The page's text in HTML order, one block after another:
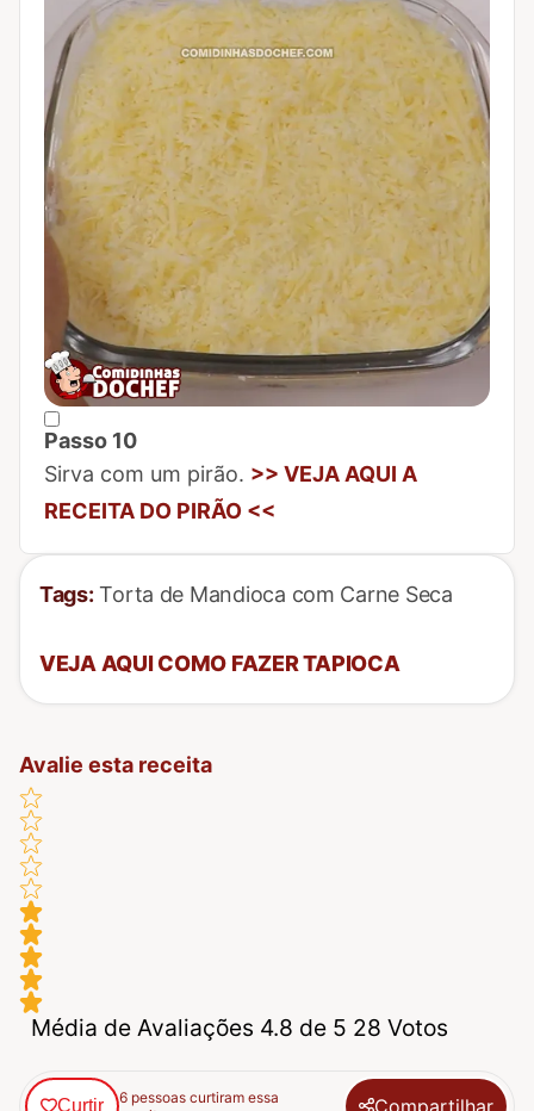
Passo 10
Marcar Passo 10 como concluído
Sirva com um pirão. >> VEJA AQUI A
RECEITA DO PIRÃO <<
Tags: Torta de Mandioca com Carne Seca
VEJA AQUI COMO FAZER TAPIOCA
Avalie esta receita
Média de Avaliações 4.8 de 5 28 Votos
Curtir
6 pessoas curtiram essa
Compartilhar